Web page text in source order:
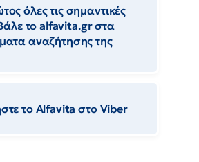
όλες τις σημαντικές
το alfavita.gr στα
αναζήτησης της
το Αlfavita στο Viber